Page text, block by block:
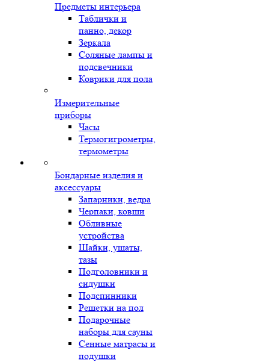
Предметы интерьера
Таблички и
панно, декор
Зеркала
Соляные лампы и
подсвечники
Коврики для пола
Измерительные
приборы
Часы
Термогигрометры,
термометры
Бондарные изделия и
аксессуары
Запарники, ведра
Черпаки, ковши
Обливные
устройства
Шайки, ушаты,
тазы
Подголовники и
сидушки
Подспинники
Решетки на пол
Подарочные
наборы для сауны
Сенные матрасы и
подушки